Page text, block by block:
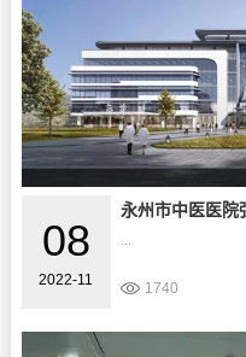
08
2022-11 1740